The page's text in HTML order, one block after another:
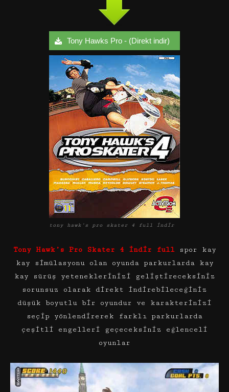
Tony Hawks Pro - (Direkt indir)
tony hawk’s pro skater 4 full indir
Tony Hawk’s Pro Skater 4 indir full
spor kay
kay simülasyonu olan oyunda parkurlarda kay
kay sürüş yeteneklerinizi geliştireceksiniz
sorunsuz olarak direkt indirebileceğiniz
düşük boyutlu bir oyundur ve karakterinizi
seçip yönlendirerek farklı parkurlarda
çeşitli engelleri geçeceksiniz eğlenceli
oyunlar